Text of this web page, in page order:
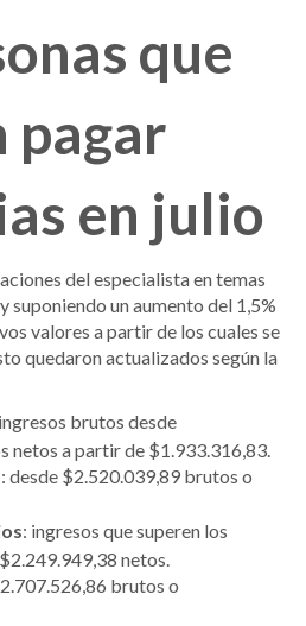
que
pagar
en julio
del especialista en temas
suponiendo un aumento del 1,5%
valores a partir de los cuales se
quedaron actualizados según la
brutos desde
netos a partir de $1.933.316,83.
: desde $2.520.039,89 brutos o
: ingresos que superen los
netos.
brutos o